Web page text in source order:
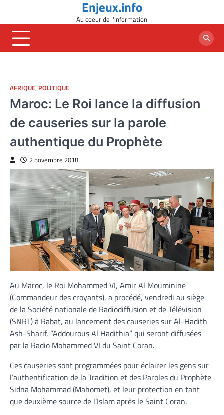
content
Enjeux.info
Au coeur de l'information
AFRIQUE, POLITIQUE
Maroc: Le Roi lance la diffusion
de causeries sur la parole
authentique du Prophète
2 novembre 2018
Au Maroc, le Roi Mohammed VI, Amir Al Mouminine
(Commandeur des croyants), a procédé, vendredi au siège
de la Société nationale de Radiodiffusion et de Télévision
(SNRT) à Rabat, au lancement des causeries sur Al-Hadith
Ash-Sharif, “Addourous Al Hadithia” qui seront diffusées
par la Radio Mohammed VI du Saint Coran.
Ces causeries sont programmées pour éclairer les gens sur
l’authentification de la Tradition et des Paroles du Prophète
Sidna Mohammad (Mahomet), et leur protection en tant
que deuxième source de l’Islam après le Saint Coran.